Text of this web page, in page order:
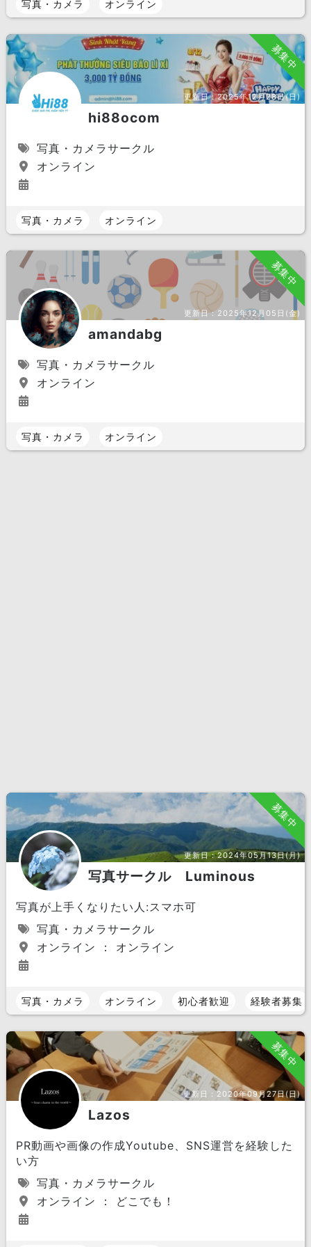
写真・カメラ オンライン
募集中
更新日：2025年12月28日(日)
hi88ocom
写真・カメラサークル
オンライン
写真・カメラ オンライン
募集中
更新日： 2025年12月05日(金)
amandabg
写真・カメラサークル
オンライン
写真・カメラ オンライン
募集中
更新日：2024年05月13日(月)
写真サークル Luminous
写真が上手くなりたい人:スマホ可
写真・カメラサークル
オンライン ： オンライン
写真・カメラ オンライン 初心者歓迎 経験者募集
募集中
更新日：2020年09月27日(日)
Lazos
PR動画や画像の作成Youtube、SNS運営を経験した
い方
写真・カメラサークル
オンライン ： どこでも！